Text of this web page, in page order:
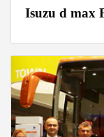
Isuzu d max